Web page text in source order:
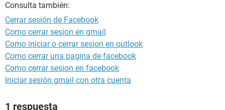
Consulta también:
Cerrar sesión de Facebook
Como cerrar sesion en gmail
Como iniciar o cerrar sesion en outlook
Como cerrar una pagina de facebook
Como cerrar sesion en facebook
Iniciar sesión gmail con otra cuenta
1 respuesta